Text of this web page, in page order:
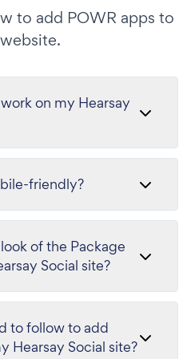
to add POWR apps to
on my Hearsay
friendly?
of the Package
Social site?
to follow to add
Hearsay Social site?